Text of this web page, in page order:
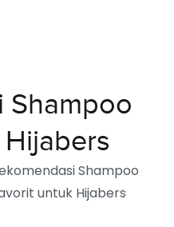
Shampoo
Shampoo
untuk Hijabers